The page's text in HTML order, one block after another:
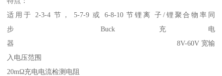
适用于 2-3-4 节， 5-7-9 或 6-8-10 节锂离 子/锂聚合物率同
步 Buck 充电
器 8V-60V 宽输
入电压范围
20mΩ充电电流检测电阻